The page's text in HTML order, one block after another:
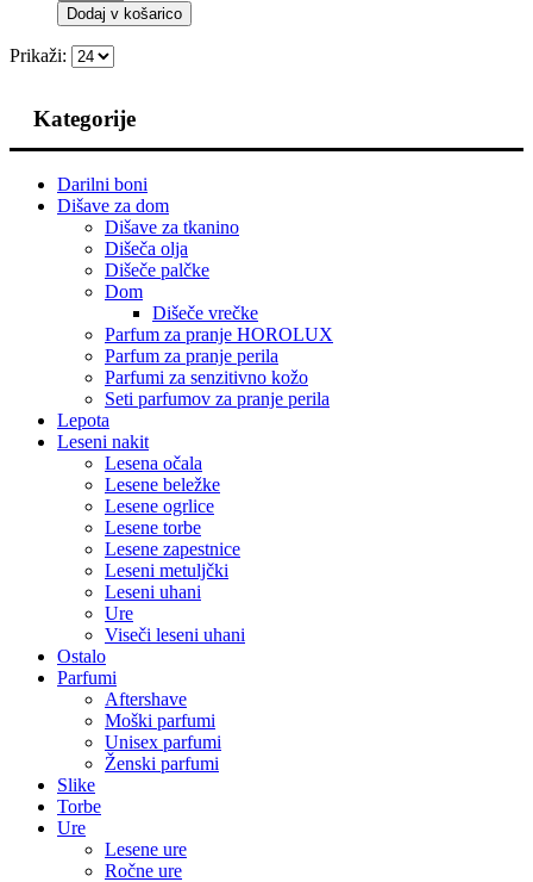
Dodaj v košarico
Prikaži:
Kategorije
Darilni boni
Dišave za dom
Dišave za tkanino
Dišeča olja
Dišeče palčke
Dom
Dišeče vrečke
Parfum za pranje HOROLUX
Parfum za pranje perila
Parfumi za senzitivno kožo
Seti parfumov za pranje perila
Lepota
Leseni nakit
Lesena očala
Lesene beležke
Lesene ogrlice
Lesene torbe
Lesene zapestnice
Leseni metuljčki
Leseni uhani
Ure
Viseči leseni uhani
Ostalo
Parfumi
Aftershave
Moški parfumi
Unisex parfumi
Ženski parfumi
Slike
Torbe
Ure
Lesene ure
Ročne ure